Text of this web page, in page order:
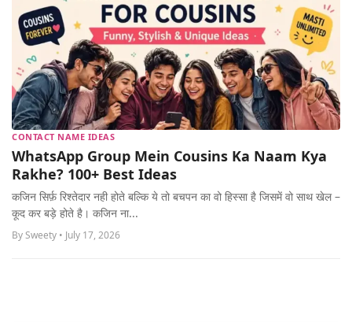
LIFESTYLE
FASHION & STYLE
CONTACT NAME IDEAS
MORE
CONTACT NAME IDEAS
WhatsApp Group Mein Cousins Ka Naam Kya
Rakhe? 100+ Best Ideas
कजिन सिर्फ़ रिश्तेदार नही होते बल्कि ये तो बचपन का वो हिस्सा है जिसमें वो साथ खेल –
कूद कर बड़े होते है। कजिन ना...
By Sweety • July 17, 2026